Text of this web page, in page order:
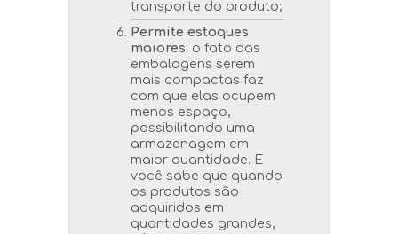
transporte do produto;
Permite estoques
maiores: o fato das
embalagens serem
mais compactas faz
com que elas ocupem
menos espaço,
possibilitando uma
armazenagem em
maior quantidade. E
você sabe que quando
os produtos são
adquiridos em
quantidades grandes,